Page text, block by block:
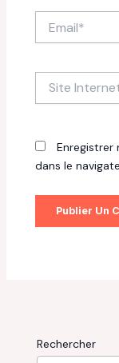
Internet
dans le
Rechercher